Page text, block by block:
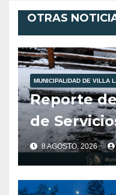
OTRAS
MUNICIPALIDAD DE VILLA
Reporte
de
Angostura
-12:00HS
8 AGOSTO, 2026